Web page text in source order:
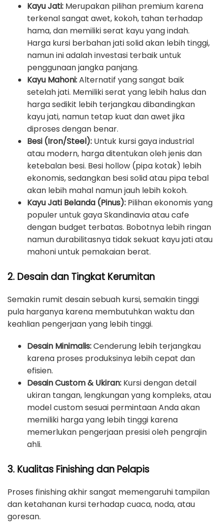
Kayu Jati: Merupakan pilihan premium karena
terkenal sangat awet, kokoh, tahan terhadap
hama, dan memiliki serat kayu yang indah.
Harga kursi berbahan jati solid akan lebih tinggi,
namun ini adalah investasi terbaik untuk
penggunaan jangka panjang.
Kayu Mahoni:Alternatif yang sangat baik
setelah jati. Memiliki serat yang lebih halus dan
harga sedikit lebih terjangkau dibandingkan
kayu jati, namun tetap kuat dan awet jika
diproses dengan benar.
Besi (Iron/Steel): Untuk kursi gaya industrial
atau modern, harga ditentukan oleh jenis dan
ketebalan besi. Besi hollow (pipa kotak) lebih
ekonomis, sedangkan besi solid atau pipa tebal
akan lebih mahal namun jauh lebih kokoh.
Kayu Jati Belanda (Pinus): Pilihan ekonomis yang
populer untuk gaya Skandinavia atau cafe
dengan budget terbatas. Bobotnya lebih ringan
namun durabilitasnya tidak sekuat kayu jati atau
mahoni untuk pemakaian berat.
2. Desain dan Tingkat Kerumitan
Semakin rumit desain sebuah kursi, semakin tinggi
pula harganya karena membutuhkan waktu dan
keahlian pengerjaan yang lebih tinggi.
Desain Minimalis:Cenderung lebih terjangkau
karena proses produksinya lebih cepat dan
efisien.
Desain Custom & Ukiran: Kursi dengan detail
ukiran tangan, lengkungan yang kompleks, atau
model custom sesuai permintaan Anda akan
memiliki harga yang lebih tinggi karena
memerlukan pengerjaan presisi oleh pengrajin
ahli.
3. Kualitas Finishing dan Pelapis
Proses finishing akhir sangat memengaruhi tampilan
dan ketahanan kursi terhadap cuaca, noda, atau
goresan.